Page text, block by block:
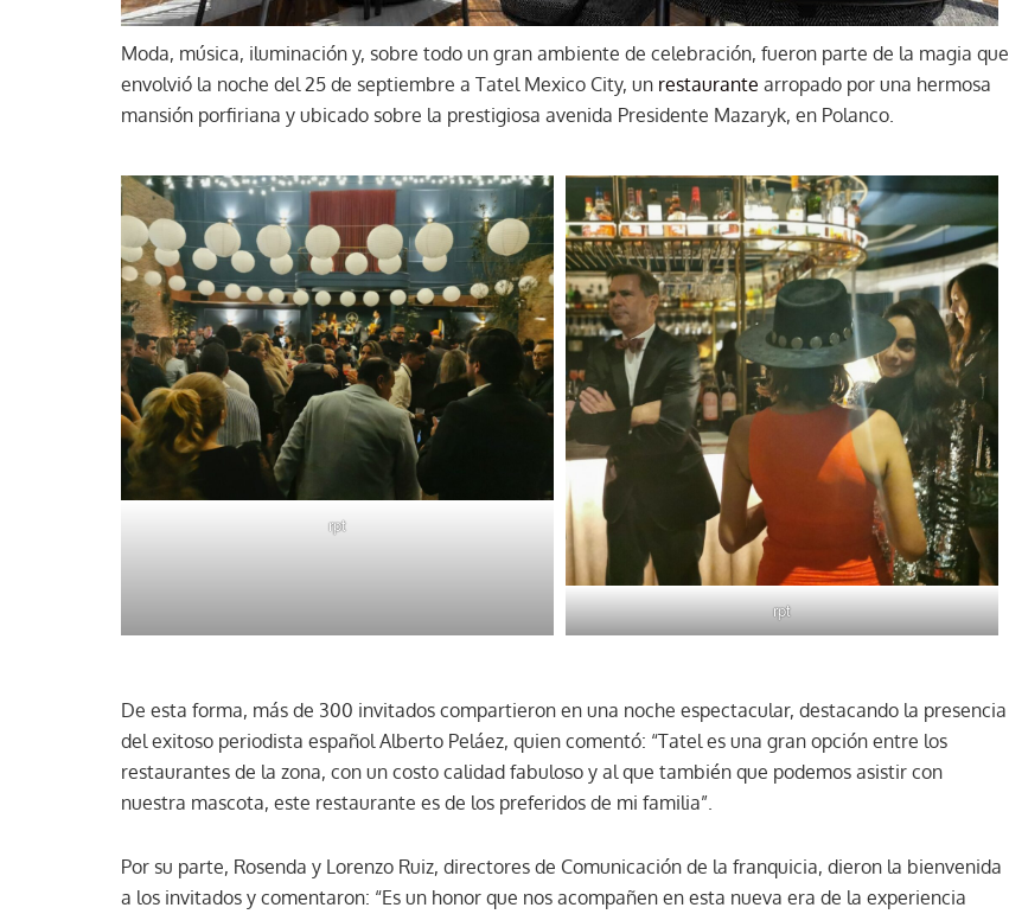
Moda, música, iluminación y, sobre todo un gran ambiente de celebración, fueron parte de la magia que
envolvió la noche del 25 de septiembre a Tatel Mexico City, un restaurante arropado por una hermosa
mansión porfiriana y ubicado sobre la prestigiosa avenida Presidente Mazaryk, en Polanco.
rpt
rpt
De esta forma, más de 300 invitados compartieron en una noche espectacular, destacando la presencia
del exitoso periodista español Alberto Peláez, quien comentó: “Tatel es una gran opción entre los
restaurantes de la zona, con un costo calidad fabuloso y al que también que podemos asistir con
nuestra mascota, este restaurante es de los preferidos de mi familia”.
Por su parte, Rosenda y Lorenzo Ruiz, directores de Comunicación de la franquicia, dieron la bienvenida
a los invitados y comentaron: “Es un honor que nos acompañen en esta nueva era de la experiencia